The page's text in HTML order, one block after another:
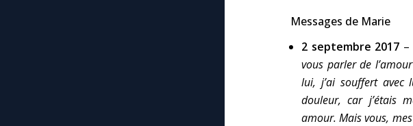
Messages de Marie
2 septembre 2017 –
vous parler de
lui, j’ai souffert avec
douleur, car j’étais
amour. Mais vous,